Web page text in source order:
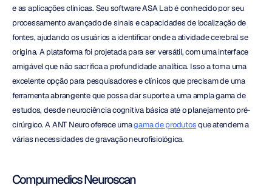
e as aplicações clínicas. Seu software ASA Lab é conhecido por seu
processamento avançado de sinais e capacidades de localização de
fontes, ajudando os usuários a identificar onde a atividade cerebral se
origina. A plataforma foi projetada para ser versátil, com uma interface
amigável que não sacrifica a profundidade analítica. Isso a torna uma
excelente opção para pesquisadores e clínicos que precisam de uma
ferramenta abrangente que possa dar suporte a uma ampla gama de
estudos, desde neurociência cognitiva básica até o planejamento pré-
cirúrgico. A ANT Neuro oferece uma gama de produtos que atendem a
várias necessidades de gravação neurofisiológica.
Compumedics Neuroscan